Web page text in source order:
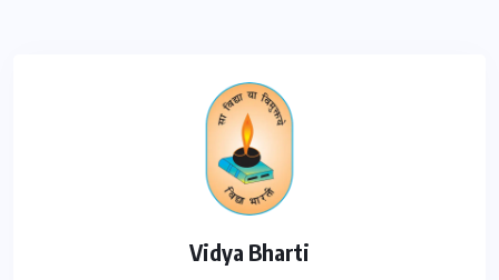
Vidya Bharti